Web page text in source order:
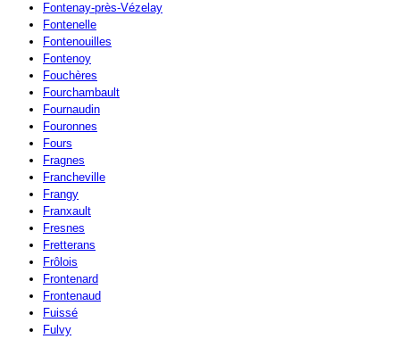
Fontenay-près-Vézelay
Fontenelle
Fontenouilles
Fontenoy
Fouchères
Fourchambault
Fournaudin
Fouronnes
Fours
Fragnes
Francheville
Frangy
Franxault
Fresnes
Fretterans
Frôlois
Frontenard
Frontenaud
Fuissé
Fulvy